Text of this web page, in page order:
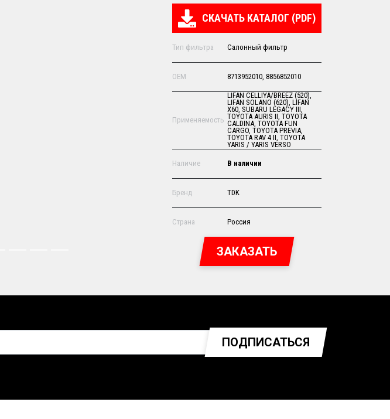
СКАЧАТЬ КАТАЛОГ (PDF)
Тип фильтра Салонный фильтр
OEM 8713952010, 8856852010
Применяемость
LIFAN CELLIYA/BREEZ (520),
LIFAN SOLANO (620), LIFAN
X60, SUBARU LEGACY III,
TOYOTA AURIS II, TOYOTA
CALDINA, TOYOTA FUN
CARGO, TOYOTA PREVIA,
TOYOTA RAV 4 II, TOYOTA
YARIS / YARIS VERSO
Наличие В наличии
Бренд TDK
Страна Россия
ЗАКАЗАТЬ
ПОДПИСАТЬСЯ